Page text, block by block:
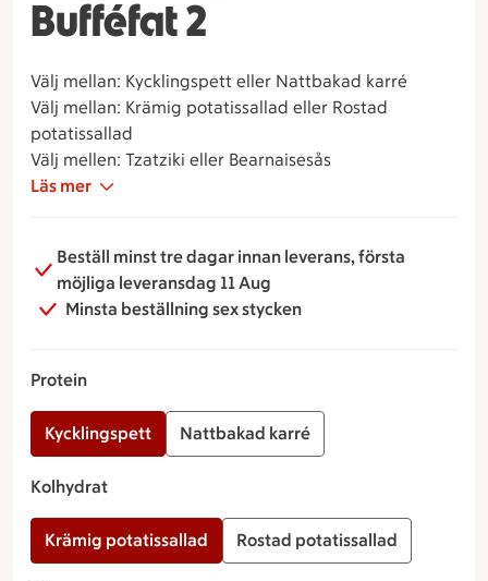
Bufféfat 2
Välj mellan: Kycklingspett eller Nattbakad karré
Välj mellan: Krämig potatissallad eller Rostad
potatissallad
Välj mellen: Tzatziki eller Bearnaisesås
Läs mer
Beställ minst tre dagar innan leverans, första
möjliga leveransdag 11 Aug
Minsta beställning sex stycken
Protein
Kycklingspett Nattbakad karré
Kolhydrat
Krämig potatissallad Rostad potatissallad